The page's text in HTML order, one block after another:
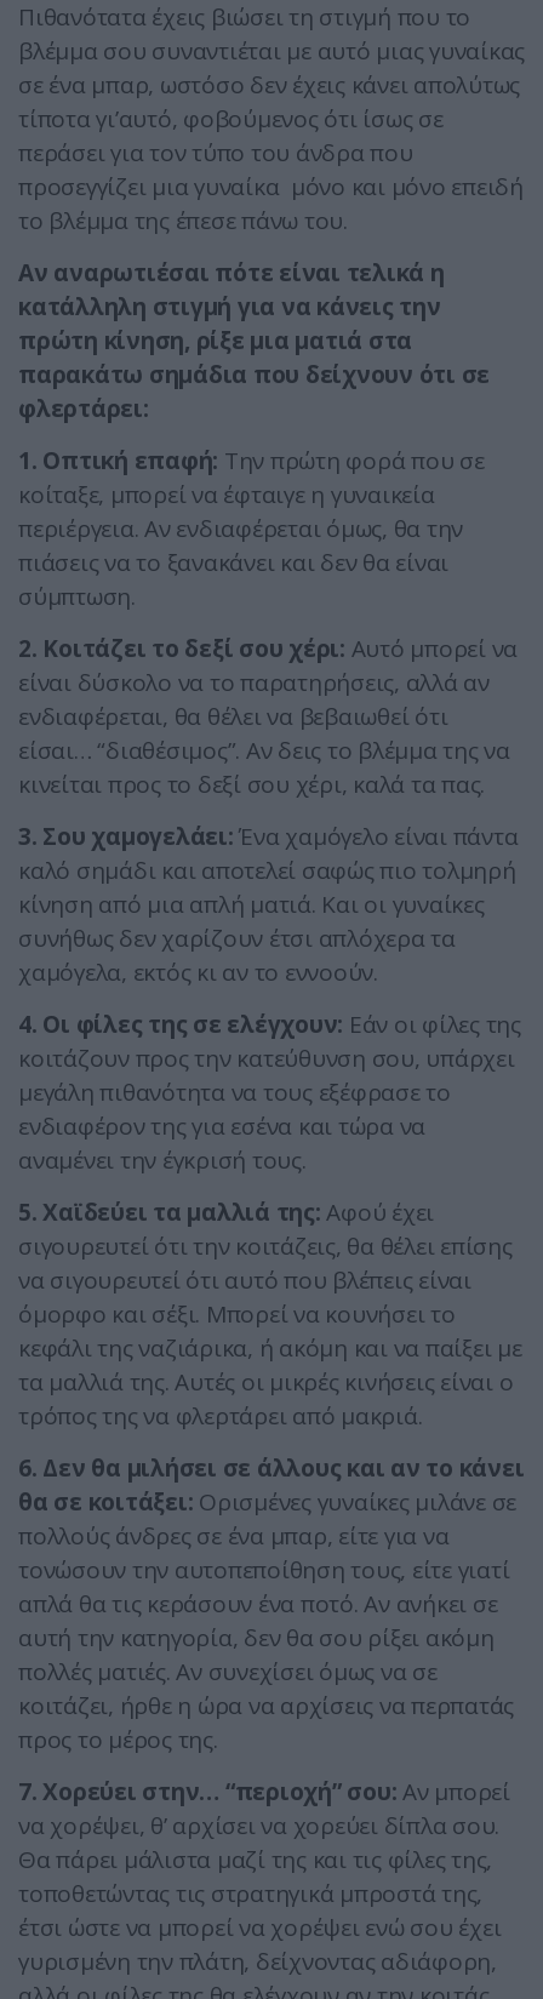
Πιθανότατα έχεις βιώσει τη στιγμή που το
βλέμμα σου συναντιέται με αυτό μιας γυναίκας
σε ένα μπαρ, ωστόσο δεν έχεις κάνει απολύτως
τίποτα γι’αυτό, φοβούμενος ότι ίσως σε
περάσει για τον τύπο του άνδρα που
προσεγγίζει μια γυναίκα μόνο και μόνο επειδή
το βλέμμα της έπεσε πάνω του.
​Αν αναρωτιέσαι πότε είναι τελικά η
κατάλληλη στιγμή για να κάνεις την
πρώτη κίνηση, ρίξε μια ματιά στα
παρακάτω σημάδια που δείχνουν ότι σε
φλερτάρει:
1. Οπτική επαφή: Την πρώτη φορά που σε
κοίταξε, μπορεί να έφταιγε η γυναικεία
περιέργεια. Αν ενδιαφέρεται όμως, θα την
πιάσεις να το ξανακάνει και δεν θα είναι
σύμπτωση.
2. Κοιτάζει το δεξί σου χέρι: Αυτό μπορεί να
είναι δύσκολο να το παρατηρήσεις, αλλά αν
ενδιαφέρεται, θα θέλει να βεβαιωθεί ότι
είσαι… “διαθέσιμος”. Αν δεις το βλέμμα της να
κινείται προς το δεξί σου χέρι, καλά τα πας.
3. Σου χαμογελάει:Ένα χαμόγελο είναι πάντα
καλό σημάδι και αποτελεί σαφώς πιο τολμηρή
κίνηση από μια απλή ματιά. Και οι γυναίκες
συνήθως δεν χαρίζουν έτσι απλόχερα τα
χαμόγελα, εκτός κι αν το εννοούν.
4. Οι φίλες της σε ελέγχουν: Εάν οι φίλες της
κοιτάζουν προς την κατεύθυνση σου, υπάρχει
μεγάλη πιθανότητα να τους εξέφρασε το
ενδιαφέρον της για εσένα και τώρα να
αναμένει την έγκρισή τους.
5. Χαϊδεύει τα μαλλιά της:Αφού έχει
σιγουρευτεί ότι την κοιτάζεις, θα θέλει επίσης
να σιγουρευτεί ότι αυτό που βλέπεις είναι
όμορφο και σέξι. Μπορεί να κουνήσει το
κεφάλι της ναζιάρικα, ή ακόμη και να παίξει με
τα μαλλιά της. Αυτές οι μικρές κινήσεις είναι ο
τρόπος της να φλερτάρει από μακριά.
6. Δεν θα μιλήσει σε άλλους και αν το κάνει
θα σε κοιτάξει: Ορισμένες γυναίκες μιλάνε σε
πολλούς άνδρες σε ένα μπαρ, είτε για να
τονώσουν την αυτοπεποίθηση τους, είτε γιατί
απλά θα τις κεράσουν ένα ποτό. Αν ανήκει σε
αυτή την κατηγορία, δεν θα σου ρίξει ακόμη
πολλές ματιές. Αν συνεχίσει όμως να σε
κοιτάζει, ήρθε η ώρα να αρχίσεις να περπατάς
προς το μέρος της.
7. Χορεύει στην… “περιοχή” σου:Αν μπορεί
να χορέψει, θ’ αρχίσει να χορεύει δίπλα σου.
Θα πάρει μάλιστα μαζί της και τις φίλες της,
τοποθετώντας τις στρατηγικά μπροστά της,
έτσι ώστε να μπορεί να χορέψει ενώ σου έχει
γυρισμένη την πλάτη, δείχνοντας αδιάφορη,